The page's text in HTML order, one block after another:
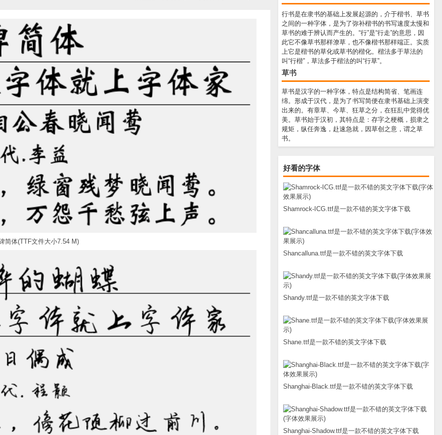
行书是在隶书的基础上发展起源的，介于楷书、草书
之间的一种字体，是为了弥补楷书的书写速度太慢和
草书的难于辨认而产生的。“行”是“行走”的意思，因
此它不像草书那样潦草，也不像楷书那样端正。实质
上它是楷书的草化或草书的楷化。楷法多于草法的
叫“行楷”，草法多于楷法的叫“行草”。
草书
草书是汉字的一种字体，特点是结构简省、笔画连
绵。形成于汉代，是为了书写简便在隶书基础上演变
出来的。有章草、今草、狂草之分，在狂乱中觉得优
美。草书始于汉初，其特点是：存字之梗概，损隶之
规矩，纵任奔逸，赴速急就，因草创之意，谓之草
书。
好看的字体
Shamrock-ICG.ttf是一款不错的英文字体下载
Shancalluna.ttf是一款不错的英文字体下载
Shandy.ttf是一款不错的英文字体下载
Shane.ttf是一款不错的英文字体下载
Shanghai-Black.ttf是一款不错的英文字体下载
Shanghai-Shadow.ttf是一款不错的英文字体下载
简体(TTF文件大小7.54 M)